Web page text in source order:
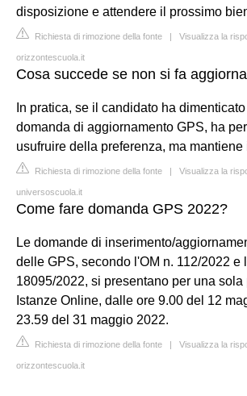
disposizione e attendere il prossimo
Richiesta di rimozione della fonte | Visualizza la
orizzontescuola.it
Cosa succede se non si fa
In pratica, se il candidato ha
domanda di aggiornamento GPS, ha
usufruire della preferenza, ma mantiene
Richiesta di rimozione della fonte | Visualizza la
universoscuola.it
Come fare domanda GPS 2022?
Le domande di inserimento/
delle GPS, secondo l'OM n. 112/2022 e
18095/2022, si presentano per una
Istanze Online, dalle ore 9.00 del 12
23.59 del 31 maggio 2022.
Richiesta di rimozione della fonte | Visualizza la
orizzontescuola.it